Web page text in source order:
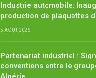
Industrie automobile:
production de plaquettes
5 AOÛT 2026
Partenariat industriel :
conventions entre le
Algérie